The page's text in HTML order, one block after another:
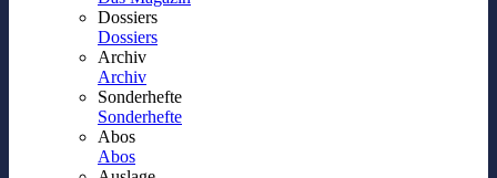
Dossiers
Dossiers
Archiv
Archiv
Sonderhefte
Sonderhefte
Abos
Abos